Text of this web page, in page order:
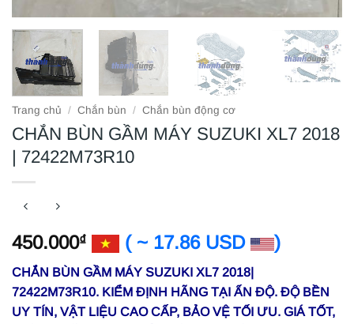
Trang chủ / Chắn bùn / Chắn bùn động cơ
CHẮN BÙN GẦM MÁY SUZUKI XL7 2018
| 72422M73R10
450.000₫ ( ~ 17.86 USD )
CHẮN BÙN GẦM MÁY SUZUKI XL7 2018|
72422M73R10. KIỂM ĐỊNH HÃNG TẠI ẤN ĐỘ. ĐỘ BỀN
UY TÍN, VẬT LIỆU CAO CẤP, BẢO VỆ TỐI ƯU. GIÁ TỐT,